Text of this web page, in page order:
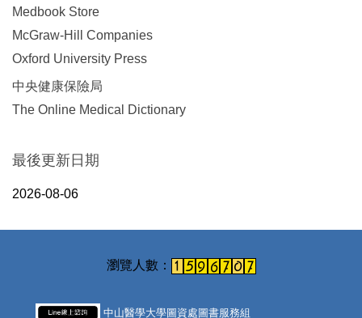
Medbook Store
McGraw-Hill Companies
Oxford University Press
中央健康保險局
The Online Medical Dictionary
最後更新日期
2026-08-06
中山醫學大學圖資處圖書服務組